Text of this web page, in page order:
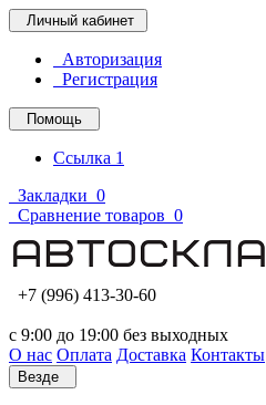
Личный кабинет
Авторизация
Регистрация
Помощь
Ссылка 1
Закладки 0
Сравнение товаров 0
+7 (996) 413-30-60
с 9:00 до 19:00 без выходных
О нас Оплата Доставка Контакты
Везде